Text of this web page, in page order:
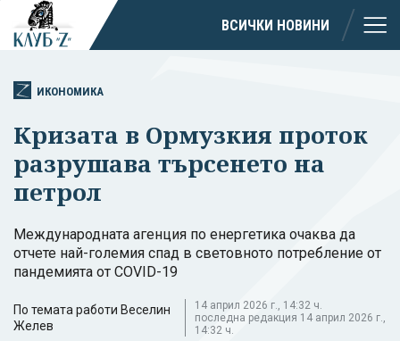
ВСИЧКИ НОВИНИ
ИКОНОМИКА
Кризата в Ормузкия проток
разрушава търсенето на
петрол
Международната агенция по енергетика очаква да
отчете най-големия спад в световното потребление от
пандемията от COVID-19
По темата работи Веселин
Желев
14 април 2026 г., 14:32 ч.
последна редакция 14 април 2026 г.,
14:32 ч.